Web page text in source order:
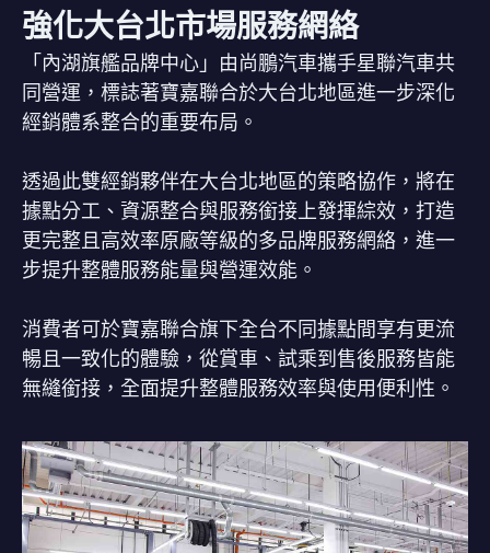
強化大台北市場服務網絡
「內湖旗艦品牌中心」由尚鵬汽車攜手星聯汽車共
同營運，標誌著寶嘉聯合於大台北地區進一步深化
經銷體系整合的重要布局。
透過此雙經銷夥伴在大台北地區的策略協作，將在
據點分工、資源整合與服務銜接上發揮綜效，打造
更完整且高效率原廠等級的多品牌服務網絡，進一
步提升整體服務能量與營運效能。
消費者可於寶嘉聯合旗下全台不同據點間享有更流
暢且一致化的體驗，從賞車、試乘到售後服務皆能
無縫銜接，全面提升整體服務效率與使用便利性。